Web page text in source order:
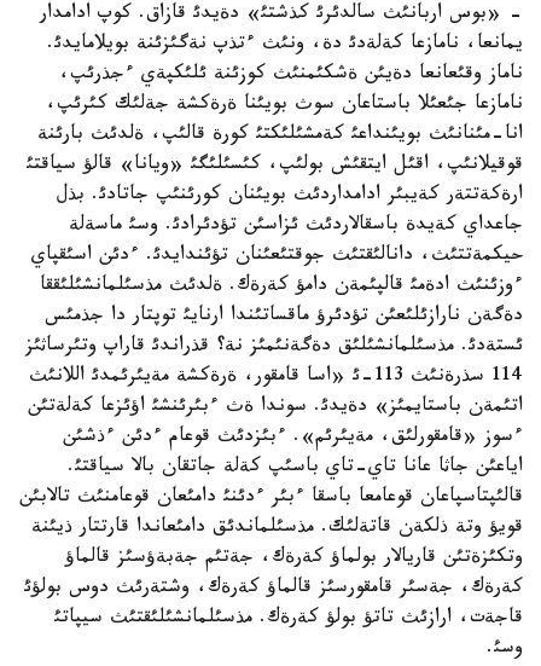
- «بوس اربانئث سالدئرئ كذشتئ» دةيدئ قازاق. كوپ ادامدار
يمانعا، نامازعا كةلةدئ دة، ونئث ءتذپ نةگئزئنة بويلامايدئ.
ناماز وقئعانعا دةيئن ةشكئمنئث كوزئنة ئلئكپةي ءجذرئپ،
نامازعا جئعئلا باستاعان سوث بويئنا ةرةكشة جةلئك كئرئپ،
انا-مئنانئث بويئنداعئ كةمشئلئكتئ كورة قالئپ، ةلدئث بارئنة
قوقيلانئپ، اقئل ايتقئش بولئپ، كئسئلئگئ «ويانا» قالؤ سياقتئ
ارةكةتتةر كةيبئر ادامداردئث بويئنان كورئنئپ جاتادئ. بذل
جاعداي كةيدة باسقالاردئث ئزاسئن تؤدئرادئ. وسئ ماسةلة
حيكمةتتئث، دانالئقتئث جوقتئعئنان تؤئندايدئ. ءدئن اسئقپاي
ءوزئنئث ادةمئ قالپئمةن دامؤ كةرةك. ةلدئث مذسئلمانشئلئققا
دةگةن نارازئلئعئن تؤدئرؤ ماقساتئندا ارنايئ توپتار دا جذمئس
ئستةدئ. مذسئلمانشئلئق دةگةنئمئز نة؟ قذراندئ قاراپ وتئرساثئز
114 سذرةنئث 113-ئ «اسا قامقور، ةرةكشة مةيئرئمدئ اللانئث
اتئمةن باستايمئز» دةيدئ. سوندا ةث ءبئرئنشئ اؤئزعا كةلةتئن
ءسوز «قامقورلئق، مةيئرئم». ءبئزدئث قوعام ءدئن ءذشئن
اياعئن جاثا عانا تاي-تاي باسئپ كةلة جاتقان بالا سياقتئ.
قالئپتاسپاعان قوعامعا باسقا ءبئر ءدئنئ دامئعان قوعامنئث تالابئن
قويؤ وتة ذلكةن قاتةلئك. مذسئلماندئق دامئعاندا قارتتار ذيئنة
وتكئزةتئن قاريالار بولماؤ كةرةك، جةتئم جةبةؤسئز قالماؤ
كةرةك، جةسئر قامقورسئز قالماؤ كةرةك، وشتةرئث دوس بولؤئ
قاجةت، ارازئث تاتؤ بولؤ كةرةك. مذسئلمانشئلئقتئث سيپاتئ
وسئ.